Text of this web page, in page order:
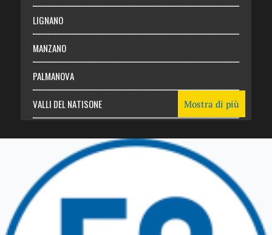
LIGNANO
MANZANO
PALMANOVA
VALLI DEL NATISONE
TRICESIMO
TARCENTO
GEMONA DEL FRIULI
Mostra di più